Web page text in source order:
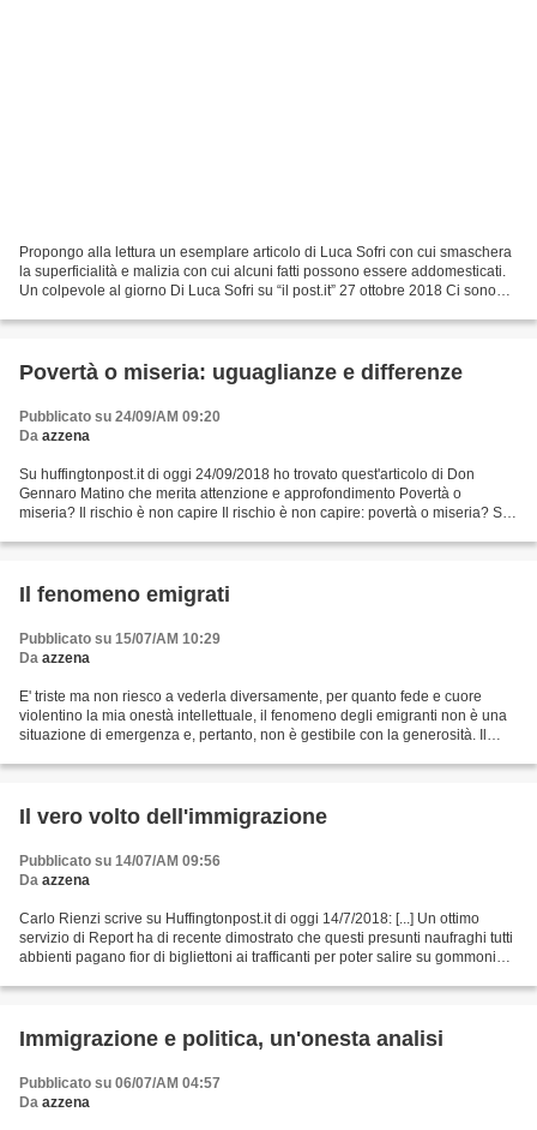
Propongo alla lettura un esemplare articolo di Luca Sofri con cui smaschera
la superficialità e malizia con cui alcuni fatti possono essere addomesticati.
Un colpevole al giorno Di Luca Sofri su “il post.it” 27 ottobre 2018 Ci sono
Povertà o miseria: uguaglianze e differenze
Pubblicato su 24/09/AM 09:20
Da azzena
Su huffingtonpost.it di oggi 24/09/2018 ho trovato quest'articolo di Don
Gennaro Matino che merita attenzione e approfondimento Povertà o
miseria? Il rischio è non capire Il rischio è non capire: povertà o miseria? Si
Il fenomeno emigrati
Pubblicato su 15/07/AM 10:29
Da azzena
E' triste ma non riesco a vederla diversamente, per quanto fede e cuore
violentino la mia onestà intellettuale, il fenomeno degli emigranti non è una
situazione di emergenza e, pertanto, non è gestibile con la generosità. Il
Il vero volto dell'immigrazione
Pubblicato su 14/07/AM 09:56
Da azzena
Carlo Rienzi scrive su Huffingtonpost.it di oggi 14/7/2018: [...] Un ottimo
servizio di Report ha di recente dimostrato che questi presunti naufraghi tutti
abbienti pagano fior di bigliettoni ai trafficanti per poter salire su gommoni
Immigrazione e politica, un'onesta analisi
Pubblicato su 06/07/AM 04:57
Da azzena